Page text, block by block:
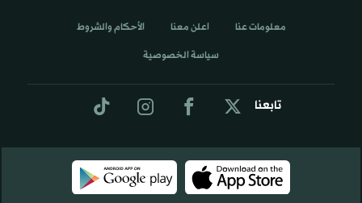
تابعنا
معلومات عنا اعلن معنا الأحكام والشروط
سياسة الخصوصية